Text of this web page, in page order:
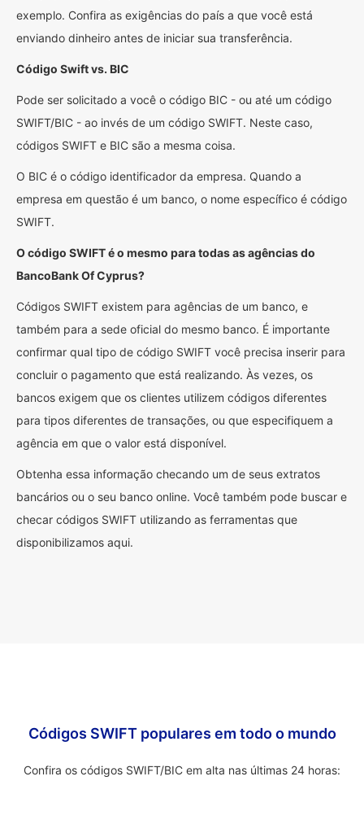
exemplo. Confira as exigências do país a que você está
enviando dinheiro antes de iniciar sua transferência.
Código Swift vs. BIC
Pode ser solicitado a você o código BIC - ou até um código
SWIFT/BIC - ao invés de um código SWIFT. Neste caso,
códigos SWIFT e BIC são a mesma coisa.
O BIC é o código identificador da empresa. Quando a
empresa em questão é um banco, o nome específico é código
SWIFT.
O código SWIFT é o mesmo para todas as agências do
BancoBank Of Cyprus?
Códigos SWIFT existem para agências de um banco, e
também para a sede oficial do mesmo banco. É importante
confirmar qual tipo de código SWIFT você precisa inserir para
concluir o pagamento que está realizando. Às vezes, os
bancos exigem que os clientes utilizem códigos diferentes
para tipos diferentes de transações, ou que especifiquem a
agência em que o valor está disponível.
Obtenha essa informação checando um de seus extratos
bancários ou o seu banco online. Você também pode buscar e
checar códigos SWIFT utilizando as ferramentas que
disponibilizamos aqui.
Códigos SWIFT populares em todo o mundo
Confira os códigos SWIFT/BIC em alta nas últimas 24 horas: